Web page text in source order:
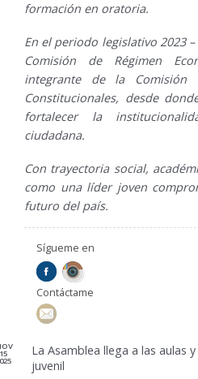
formación en oratoria.
En el periodo legislativo 2023
Comisión de Régimen
integrante de la Comisión
Constitucionales, desde
fortalecer la
ciudadana.
Con trayectoria social,
como una líder joven
futuro del país.
Sígueme en
Contáctame
15
La Asamblea llega a las aulas
juvenil